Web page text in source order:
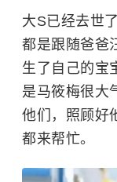
大S已经去世
都是跟随爸爸
生了自己的宝
是马筱梅很大
他们，照顾好
都来帮忙。